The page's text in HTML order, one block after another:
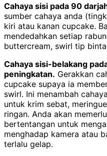
Cahaya sisi pada 90
sumber cahaya anda
kiri atau kanan cupcake.
mendedahkan setiap
buttercream, swirl tip
Cahaya sisi-belakang
peningkatan. Gerakkan
cupcake supaya ia
swirl. Ini menambah
untuk krim sebat,
ringan. Anda akan
bertentangan untuk
menghadap kamera atau
terlalu gelap.